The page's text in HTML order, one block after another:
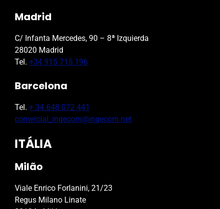
Madrid
C/ Infanta Mercedes, 90 – 8ª Izquierda
28020 Madrid
Tel. +34 915 715 196
Barcelona
Tel. + 34 648 072 441
comercial_ingecom@ingecom.net
ITÁLIA
Milão
Viale Enrico Forlanini, 21/23
Regus Milano Linate